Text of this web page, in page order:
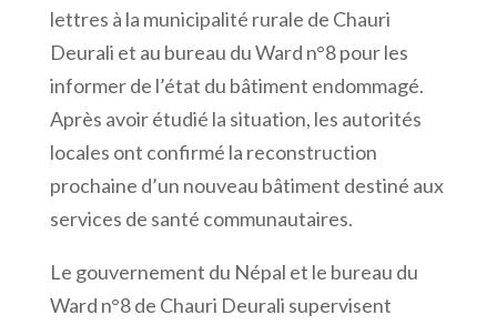
lettres à la municipalité rurale de Chauri
Deurali et au bureau du Ward n°8 pour les
informer de l’état du bâtiment endommagé.
Après avoir étudié la situation, les autorités
locales ont confirmé la reconstruction
prochaine d’un nouveau bâtiment destiné aux
services de santé communautaires.
Le gouvernement du Népal et le bureau du
Ward n°8 de Chauri Deurali supervisent